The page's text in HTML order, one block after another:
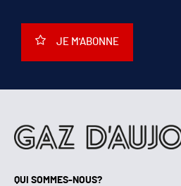
QUI SOMMES-NOUS?
JE M'ABONNE